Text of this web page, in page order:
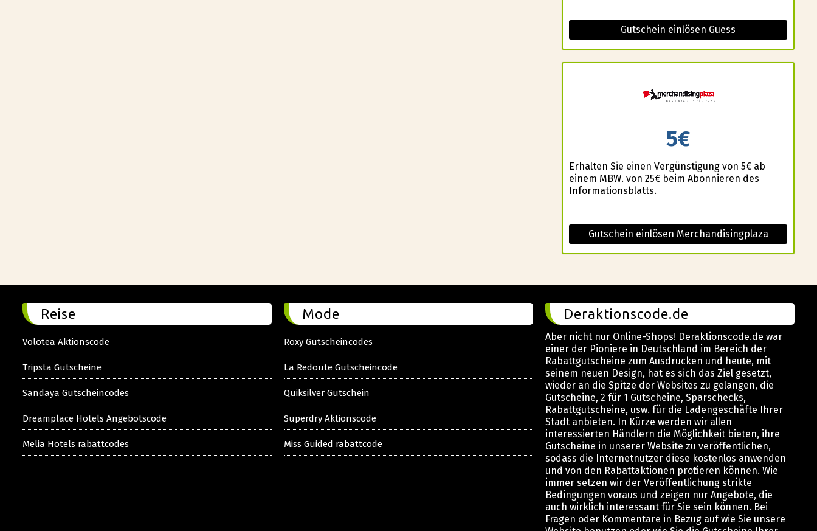
Gutschein einlösen Guess
5€
Erhalten Sie einen Vergünstigung von 5€ ab
einem MBW. von 25€ beim Abonnieren des
Informationsblatts.
Gutschein einlösen Merchandisingplaza
Reise
Volotea Aktionscode
Tripsta Gutscheine
Sandaya Gutscheincodes
Dreamplace Hotels Angebotscode
Melia Hotels rabattcodes
Mode
Roxy Gutscheincodes
La Redoute Gutscheincode
Quiksilver Gutschein
Superdry Aktionscode
Miss Guided rabattcode
Deraktionscode.de
Aber nicht nur Online-Shops! Deraktionscode.de war
einer der Pioniere in Deutschland im Bereich der
Rabattgutscheine zum Ausdrucken und heute, mit
seinem neuen Design, hat es sich das Ziel gesetzt,
wieder an die Spitze der Websites zu gelangen, die
Gutscheine, 2 für 1 Gutscheine, Sparschecks,
Rabattgutscheine, usw. für die Ladengeschäfte Ihrer
Stadt anbieten. In Kürze werden wir allen
interessierten Händlern die Möglichkeit bieten, ihre
Gutscheine in unserer Website zu veröffentlichen,
sodass die Internetnutzer diese kostenlos anwenden
und von den Rabattaktionen profitieren können. Wie
immer setzen wir der Veröffentlichung strikte
Bedingungen voraus und zeigen nur Angebote, die
auch wirklich interessant für Sie sein können. Bei
Fragen oder Kommentare in Bezug auf wie Sie unsere